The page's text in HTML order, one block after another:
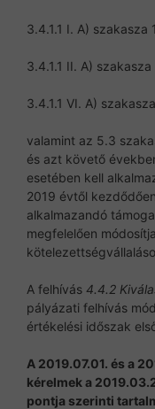
3.4.1.1 I. A) szakasza
3.4.1.1 II. A)
3.4.1.1 VI. A)
valamint az 5.3
és azt követő
esetében kell
2019 évtől
alkalmazandó
megfelelően
A felhívás 4.4.2
pályázati felhívás
értékelési időszak
A 2019.07.01. és a
kérelmek a
pontja szerinti